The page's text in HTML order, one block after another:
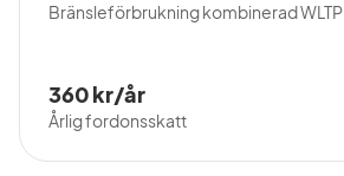
Bränsleförbrukning kombinerad WLTP
Årlig fordonsskatt
360 kr/år